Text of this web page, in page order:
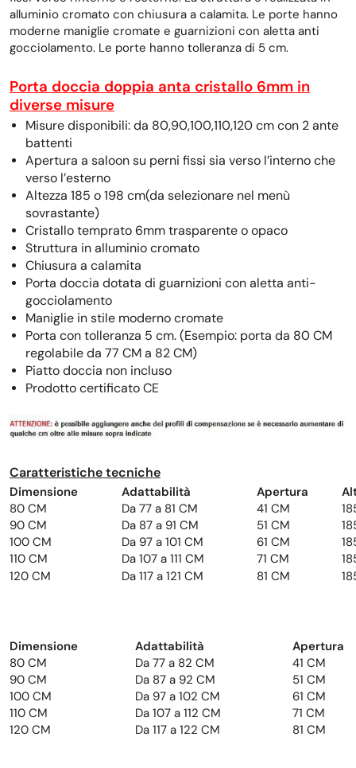
alluminio cromato con chiusura a calamita. Le porte hanno
moderne maniglie cromate e guarnizioni con aletta anti
gocciolamento. Le porte hanno tolleranza di 5 cm.
Porta doccia doppia anta cristallo 6mm in
diverse misure
Misure disponibili: da 80,90,100,110,120 cm con 2 ante
battenti
Apertura a saloon su perni fissi sia verso l’interno che
verso l’esterno
Altezza 185 o 198 cm(da selezionare nel menù
sovrastante)
Cristallo temprato 6mm trasparente o opaco
Struttura in alluminio cromato
Chiusura a calamita
Porta doccia dotata di guarnizioni con aletta anti-
gocciolamento
Maniglie in stile moderno cromate
Porta con tolleranza 5 cm. (Esempio: porta da 80 CM
regolabile da 77 CM a 82 CM)
Piatto doccia non incluso
Prodotto certificato CE
Caratteristiche tecniche
Dimensione Adattabilità Apertura
80 CM
Da 77 a 81 CM 41 CM
90 CM
Da 87 a 91 CM 51 CM
100 CM
Da 97 a 101 CM 61 CM
110 CM
Da 107 a 111 CM 71 CM
120 CM
Da 117 a 121 CM 81 CM
Dimensione Adattabilità
Apertura
80 CM
Da 77 a 82 CM
41 CM
90 CM
Da 87 a 92 CM
51 CM
100 CM
Da 97 a 102 CM
61 CM
110 CM
Da 107 a 112 CM
71 CM
120 CM
Da 117 a 122 CM 81 CM